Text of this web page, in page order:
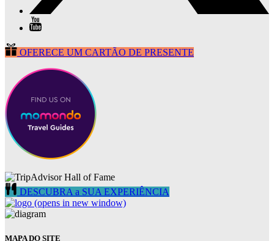
OFERECE UM CARTÃO DE PRESENTE
DESCUBRA a SUA EXPERIÊNCIA
(opens in new window)
MAPA DO SITE